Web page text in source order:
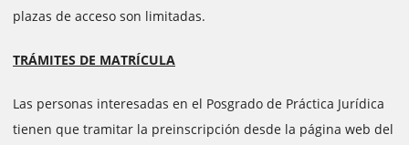
plazas de acceso son limitadas.
TRÁMITES DE MATRÍCULA
Las personas interesadas en el Posgrado de Práctica Jurídica
tienen que tramitar la preinscripción desde la página web del